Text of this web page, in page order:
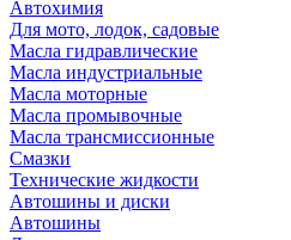
Автохимия
Для мото, лодок, садовые
Масла гидравлические
Масла индустриальные
Масла моторные
Масла промывочные
Масла трансмиссионные
Смазки
Технические жидкости
Автошины и диски
Автошины